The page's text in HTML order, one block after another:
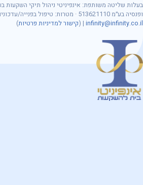
ופנסיה בע״מ 513621110 · מטרות: טיפול בפנייה/עדכונים באישורך · זכויות: עיון/תיקון · פרטיות:
infinity@infinity.co.il
| (קישור למדיניות פרטיות)